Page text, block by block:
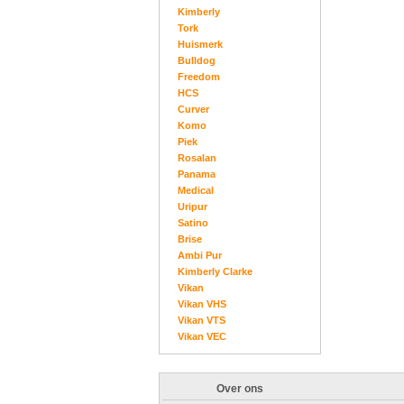
Kimberly
Tork
Huismerk
Bulldog
Freedom
HCS
Curver
Komo
Piek
Rosalan
Panama
Medical
Uripur
Satino
Brise
Ambi Pur
Kimberly Clarke
Vikan
Vikan VHS
Vikan VTS
Vikan VEC
Over ons